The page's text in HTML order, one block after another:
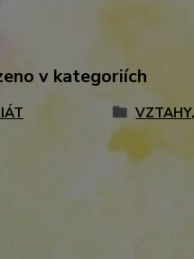
v kategoriích